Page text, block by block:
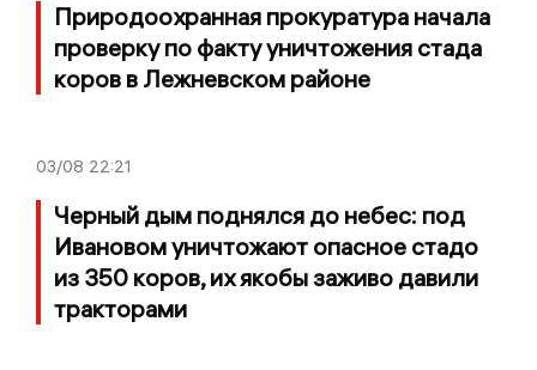
Природоохранная прокуратура начала
проверку по факту уничтожения стада
коров в Лежневском районе
03/08 22:21
Черный дым поднялся до небес: под
Ивановом уничтожают опасное стадо
из 350 коров, их якобы заживо давили
тракторами